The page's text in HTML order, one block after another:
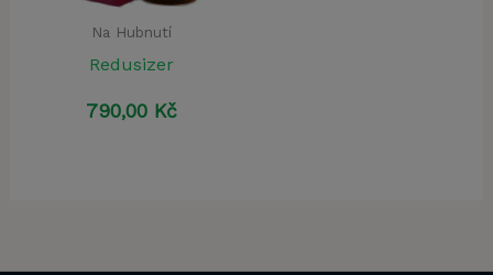
Na Hubnutí
Redusizer
790,00 Kč